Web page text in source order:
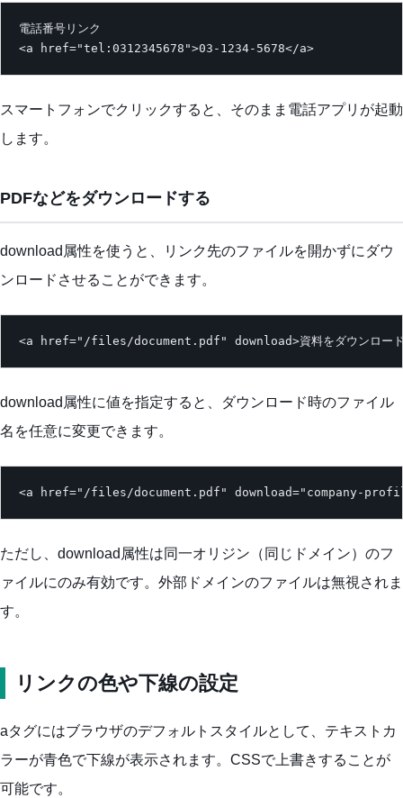
電話番号リンク
<a href="tel:0312345678">03-1234-5678</a>
スマートフォンでクリックすると、そのまま電話アプリが起動
します。
PDFなどをダウンロードする
download属性を使うと、リンク先のファイルを開かずにダウ
ンロードさせることができます。
<a href="/files/document.pdf" download>資料をダウンロー
download属性に値を指定すると、ダウンロード時のファイル
名を任意に変更できます。
<a href="/files/document.pdf" download="company-
ただし、download属性は同一オリジン（同じドメイン）のフ
ァイルにのみ有効です。外部ドメインのファイルは無視されま
す。
リンクの色や下線の設定
aタグにはブラウザのデフォルトスタイルとして、テキストカ
ラーが青色で下線が表示されます。CSSで上書きすることが
可能です。